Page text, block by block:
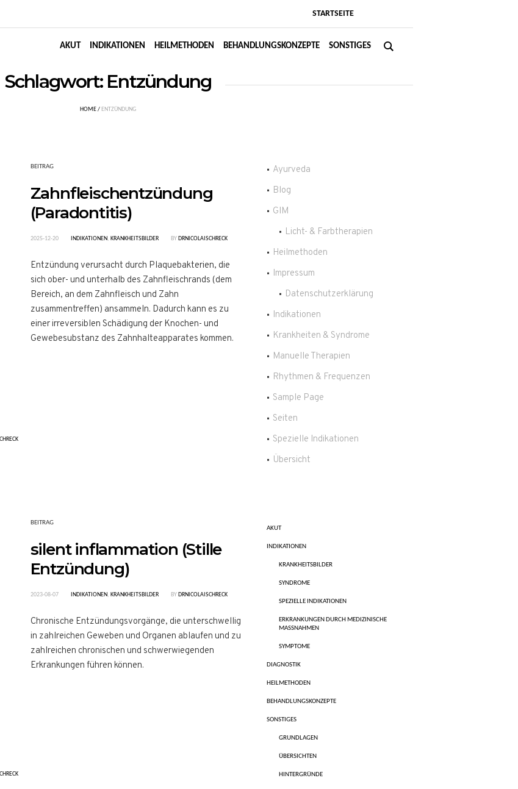
STARTSEITE
AKUT INDIKATIONEN HEILMETHODEN BEHANDLUNGSKONZEPTE SONSTIGES
Schlagwort: Entzündung
HOME/ ENTZÜNDUNG
BEITRAG
Zahnfleischentzündung
(Paradontitis)
2025-12-20 INDIKATIONEN, KRANKHEITSBILDER BY DRNICOLAISCHRECK
Entzündung verursacht durch Plaquebakterien, die
sich ober- und unterhalb des Zahnfleischrands (dem
Bereich, an dem Zahnfleisch und Zahn
zusammentreffen) ansammeln. Dadurch kann es zu
einer irreversiblen Schädigung der Knochen- und
Gewebesubstanz des Zahnhalteapparates kommen.
BEITRAG
silent inflammation (Stille
Entzündung)
2023-08-07 INDIKATIONEN, KRANKHEITSBILDER BY DRNICOLAISCHRECK
Chronische Entzündungsvorgänge, die unterschwellig
in zahlreichen Geweben und Organen ablaufen und zu
zahlreichen chronischen und schwerwiegenden
Erkrankungen führen können.
Ayurveda
Blog
GIM
Licht- & Farbtherapien
Heilmethoden
Impressum
Datenschutzerklärung
Indikationen
Krankheiten & Syndrome
Manuelle Therapien
Rhythmen & Frequenzen
Sample Page
Seiten
Spezielle Indikationen
Übersicht
AKUT
INDIKATIONEN
KRANKHEITSBILDER
SYNDROME
SPEZIELLE INDIKATIONEN
ERKRANKUNGEN DURCH MEDIZINISCHE
MASSNAHMEN
SYMPTOME
DIAGNOSTIK
HEILMETHODEN
BEHANDLUNGSKONZEPTE
SONSTIGES
GRUNDLAGEN
ÜBERSICHTEN
HINTERGRÜNDE